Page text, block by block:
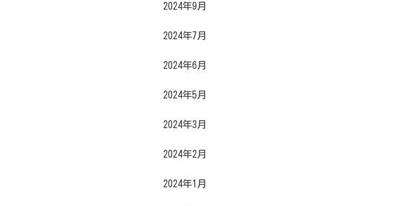
2024年9月
2024年7月
2024年6月
2024年5月
2024年3月
2024年2月
2024年1月